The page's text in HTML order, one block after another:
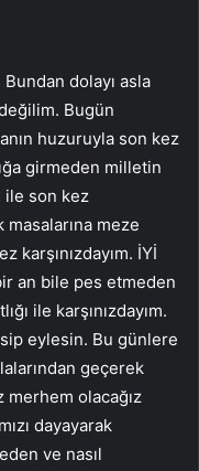
dolayı asla
Bugün
huzuruyla son kez
girmeden milletin
ile son kez
masalarına meze
karşınızdayım. İYİ
an bile pes etmeden
ile karşınızdayım.
eylesin. Bu günlere
geçerek
merhem olacağız
dayayarak
ve nasıl